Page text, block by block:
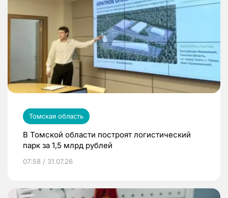
Томская область
В Томской области построят логистический
парк за 1,5 млрд рублей
07:58 / 31.07.26